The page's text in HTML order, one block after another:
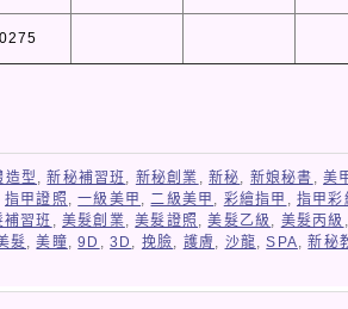
造型 ,新秘補習班 , 新秘創業 ,新秘, 新娘秘書 ,美
指甲證照 ,一級美甲 ,二級美甲 , 彩繪指甲 , 指甲彩
補習班 ,美髮創業,美髮證照 ,美髮乙級 , 美髮丙級
髮,美瞳,9D ,3D , 挽臉, 護膚 , 沙龍,SPA,新秘